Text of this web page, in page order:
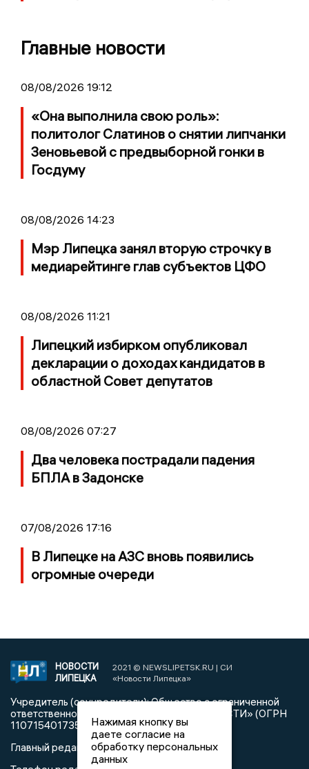
Главные новости
08/08/2026 19:12
«Она выполнила свою роль»:
политолог Слатинов о снятии липчанки
Зеновьевой с предвыборной гонки в
Госдуму
08/08/2026 14:23
Мэр Липецка занял вторую строчку в
медиарейтинге глав субъектов ЦФО
08/08/2026 11:21
Липецкий избирком опубликовал
декларации о доходах кандидатов в
областной Совет депутатов
08/08/2026 07:27
Два человека пострадали падения
БПЛА в Задонске
07/08/2026 17:16
В Липецке на АЗС вновь появились
огромные очереди
НОВОСТИ
ЛИПЕЦКА
2021 © NEWSLIPETSK.RU | СИ
«Новости Липецка»
Учредитель (соучредители): Общество с ограниченной
ответственностью «РЕГИОНАЛЬНЫЕ НОВОСТИ» (ОГРН
1107154017354)
Главный редактор: Герцог Е.Г.
Нажимая кнопку вы
даете согласие на
обработку персональных
данных